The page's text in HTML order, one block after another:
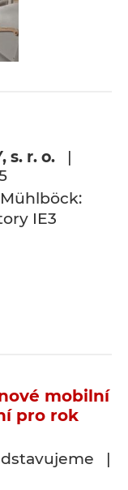
s. r. o. |
IE3
mobilní
pro rok
|